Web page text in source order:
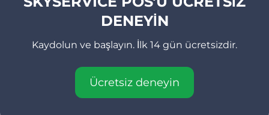
DENEYİN
Kaydolun ve başlayın. İlk 14 gün ücretsizdir.
Ücretsiz deneyin